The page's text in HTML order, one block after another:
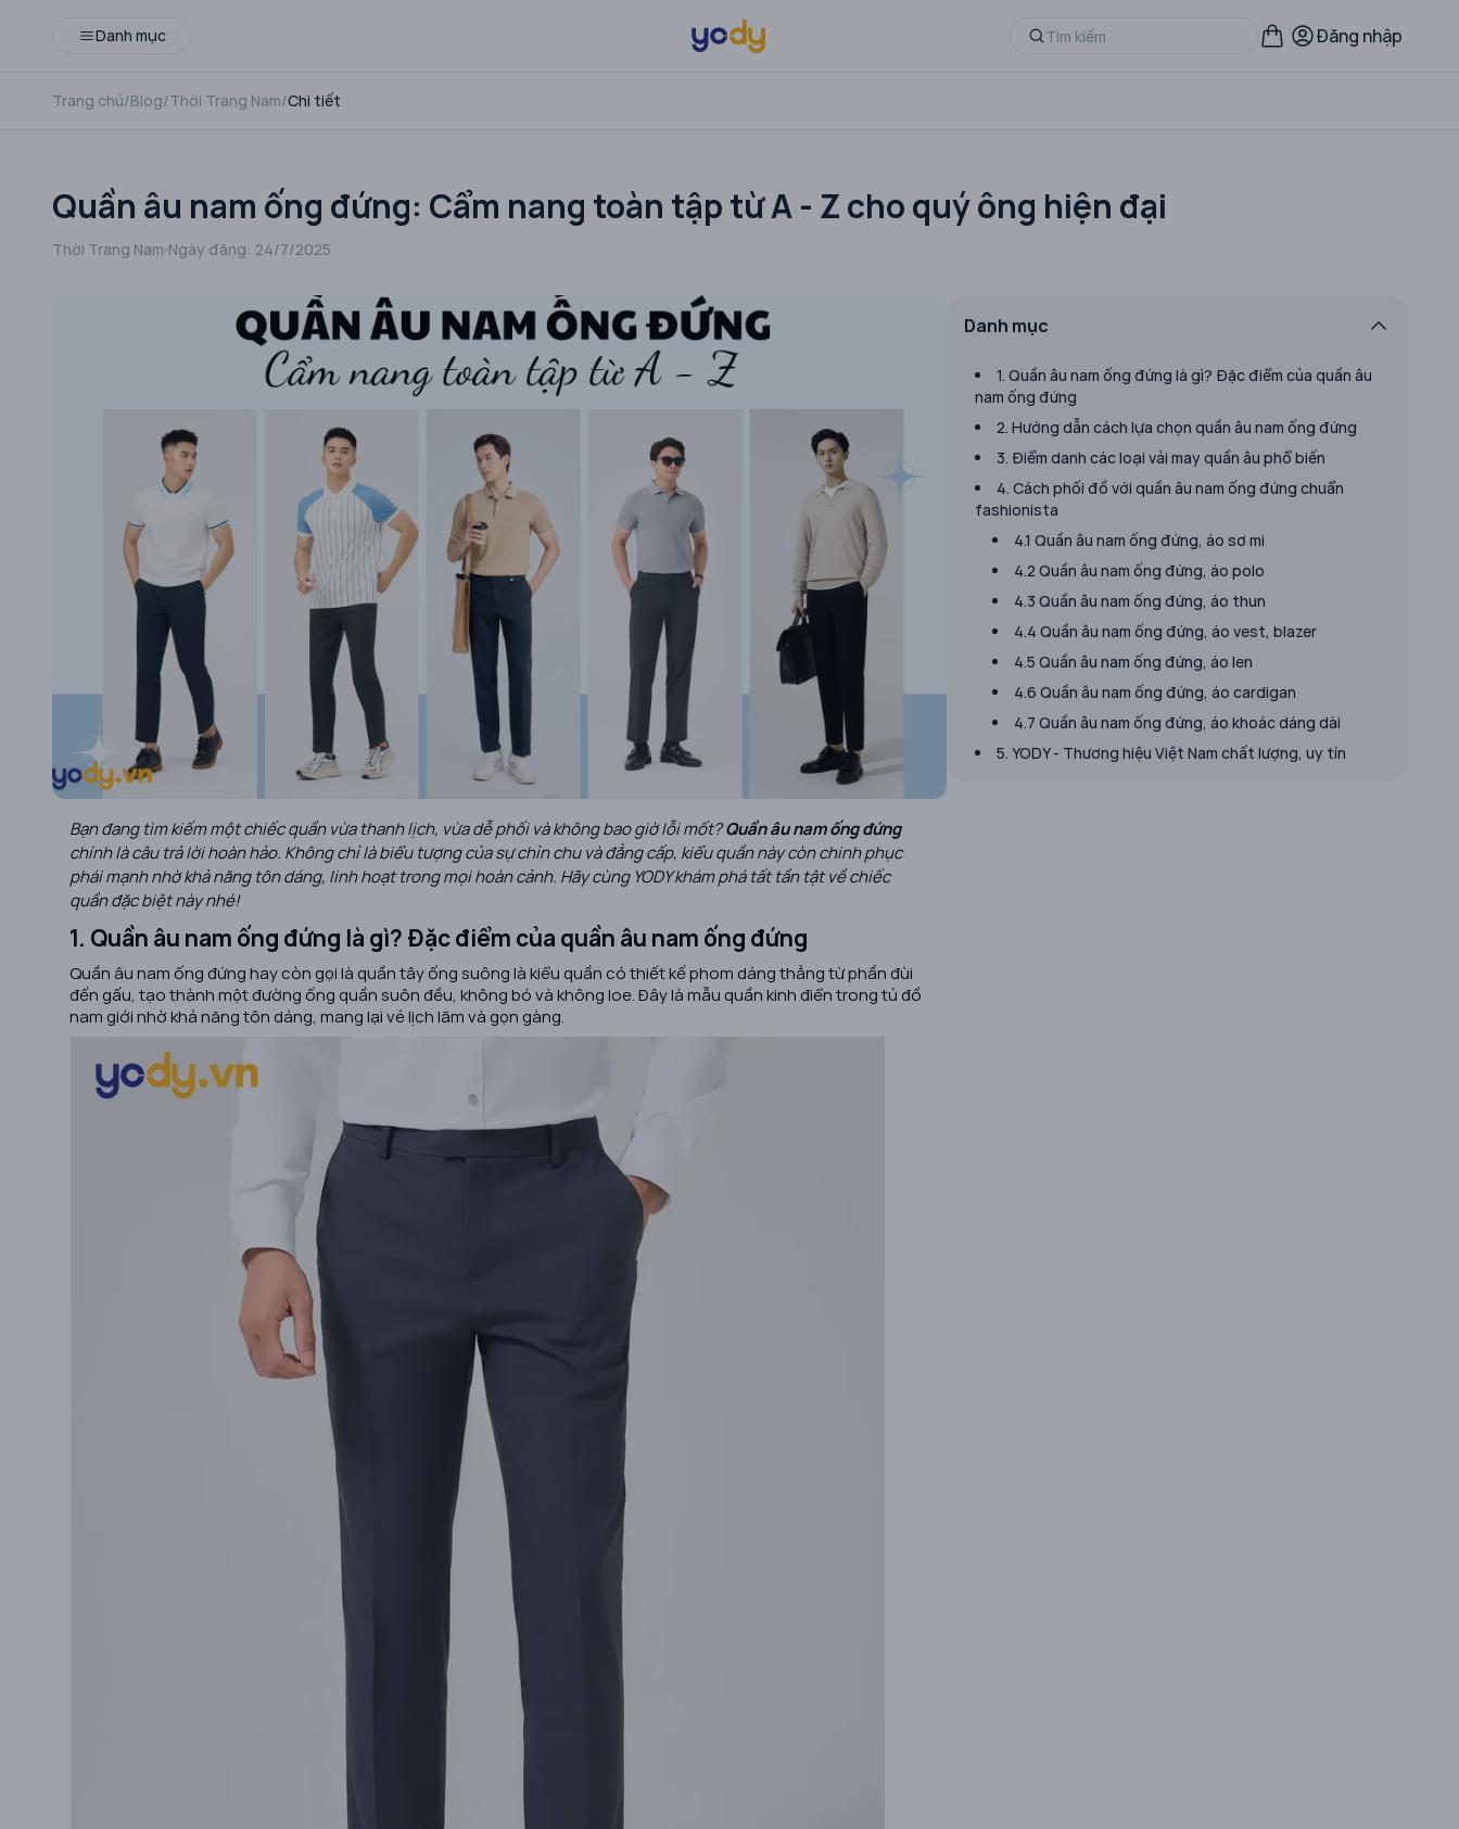
Danh mục Đăng nhập
Trang chủ/Blog/Thời Trang Nam/Chi tiết
Quần âu nam ống đứng: Cẩm nang toàn tập từ A - Z cho quý ông hiện đại
Thời Trang Nam Ngày đăng: 24/7/2025
Bạn đang tìm kiếm một chiếc quần vừa thanh lịch, vừa dễ phối và không bao giờ lỗi mốt?Quần âu nam ống đứng
chính là câu trả lời hoàn hảo. Không chỉ là biểu tượng của sự chỉn chu và đẳng cấp, kiểu quần này còn chinh phục
phái mạnh nhờ khả năng tôn dáng, linh hoạt trong mọi hoàn cảnh. Hãy cùng YODY khám phá tất tần tật về chiếc
quần đặc biệt này nhé!
1. Quần âu nam ống đứng là gì? Đặc điểm của quần âu nam ống đứng
Quần âu nam ống đứng hay còn gọi là quần tây ống suông là kiểu quần có thiết kế phom dáng thẳng từ phần đùi
đến gấu, tạo thành một đường ống quần suôn đều, không bó và không loe. Đây là mẫu quần kinh điển trong tủ đồ
nam giới nhờ khả năng tôn dáng, mang lại vẻ lịch lãm và gọn gàng.
Danh mục
1. Quần âu nam ống đứng là gì? Đặc điểm của quần âu
nam ống đứng
2. Hướng dẫn cách lựa chọn quần âu nam ống đứng
3. Điểm danh các loại vải may quần âu phổ biến
​4. Cách phối đồ với quần âu nam ống đứng chuẩn
fashionista
4.1 Quần âu nam ống đứng, áo sơ mi
4.2 Quần âu nam ống đứng, áo polo
4.3 Quần âu nam ống đứng, áo thun
4.4 Quần âu nam ống đứng, áo vest, blazer
4.5 Quần âu nam ống đứng, áo len
4.6 Quần âu nam ống đứng, áo cardigan
4.7 Quần âu nam ống đứng, áo khoác dáng dài
5. YODY - Thương hiệu Việt Nam chất lượng, uy tín